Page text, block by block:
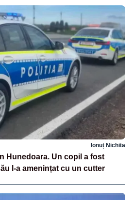
Ionuț Nichita
Hunedoara. Un copil a fost
l-a amenințat cu un cutter